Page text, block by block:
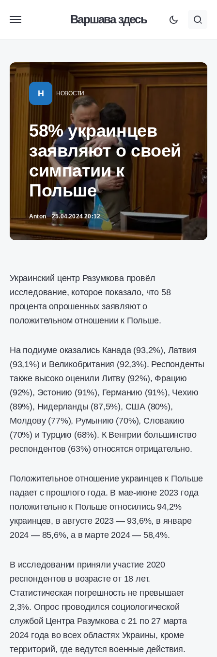
Варшава здесь
Н НОВОСТИ
58% украинцев
заявляют о своей
симпатии к
Польше
Anton 25.04.2024 20:12
Украинский центр Разумкова провёл
исследование, которое показало, что 58
процента опрошенных заявляют о
положительном отношении к Польше.
На подиуме оказались Канада (93,2%), Латвия
(93,1%) и Великобритания (92,3%). Респонденты
также высоко оценили Литву (92%), Фрацию
(92%), Эстонию (91%), Германию (91%), Чехию
(89%), Нидерланды (87,5%), США (80%),
Молдову (77%), Румынию (70%), Словакию
(70%) и Турцию (68%). К Венгрии большинство
респондентов (63%) относятся отрицательно.
Положительное отношение украинцев к Польше
падает с прошлого года. В мае-июне 2023 года
положительно к Польше относились 94,2%
украинцев, в августе 2023 — 93,6%, в январе
2024 — 85,6%, а в марте 2024 — 58,4%.
В исследовании приняли участие 2020
респондентов в возрасте от 18 лет.
Статистическая погрешность не превышает
2,3%. Опрос проводился социологической
службой Центра Разумкова с 21 по 27 марта
2024 года во всех областях Украины, кроме
территорий, где ведутся военные действия.